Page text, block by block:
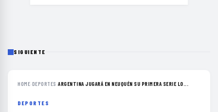
SIGUIENTE
HOME›DEPORTES ›ARGENTINA JUGARÁ EN NEUQUÉN SU PRIMERA SERIE LO...
DEPORTES